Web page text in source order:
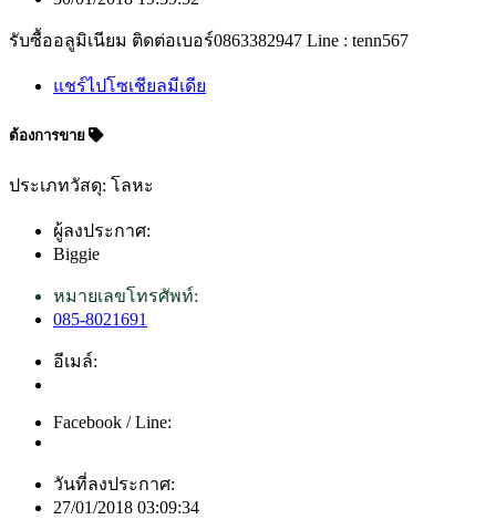
รับซื้ออลูมิเนียม ติดต่อเบอร์0863382947 Line : tenn567
แชร์ไปโซเชียลมีเดีย
ต้องการขาย
ประเภทวัสดุ: โลหะ
ผู้ลงประกาศ:
Biggie
หมายเลขโทรศัพท์:
085-8021691
อีเมล์:
Facebook / Line:
วันที่ลงประกาศ:
27/01/2018 03:09:34